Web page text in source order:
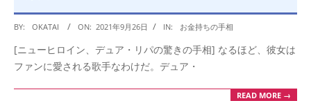
2021-
26
BY: OKATAI ON: 2021年9月26日 IN: お金持ちの手相
[ニューヒロイン、デュア・リパの驚きの手相] なるほど、彼女は
ファンに愛される歌手なわけだ。デュア・
READ MORE →